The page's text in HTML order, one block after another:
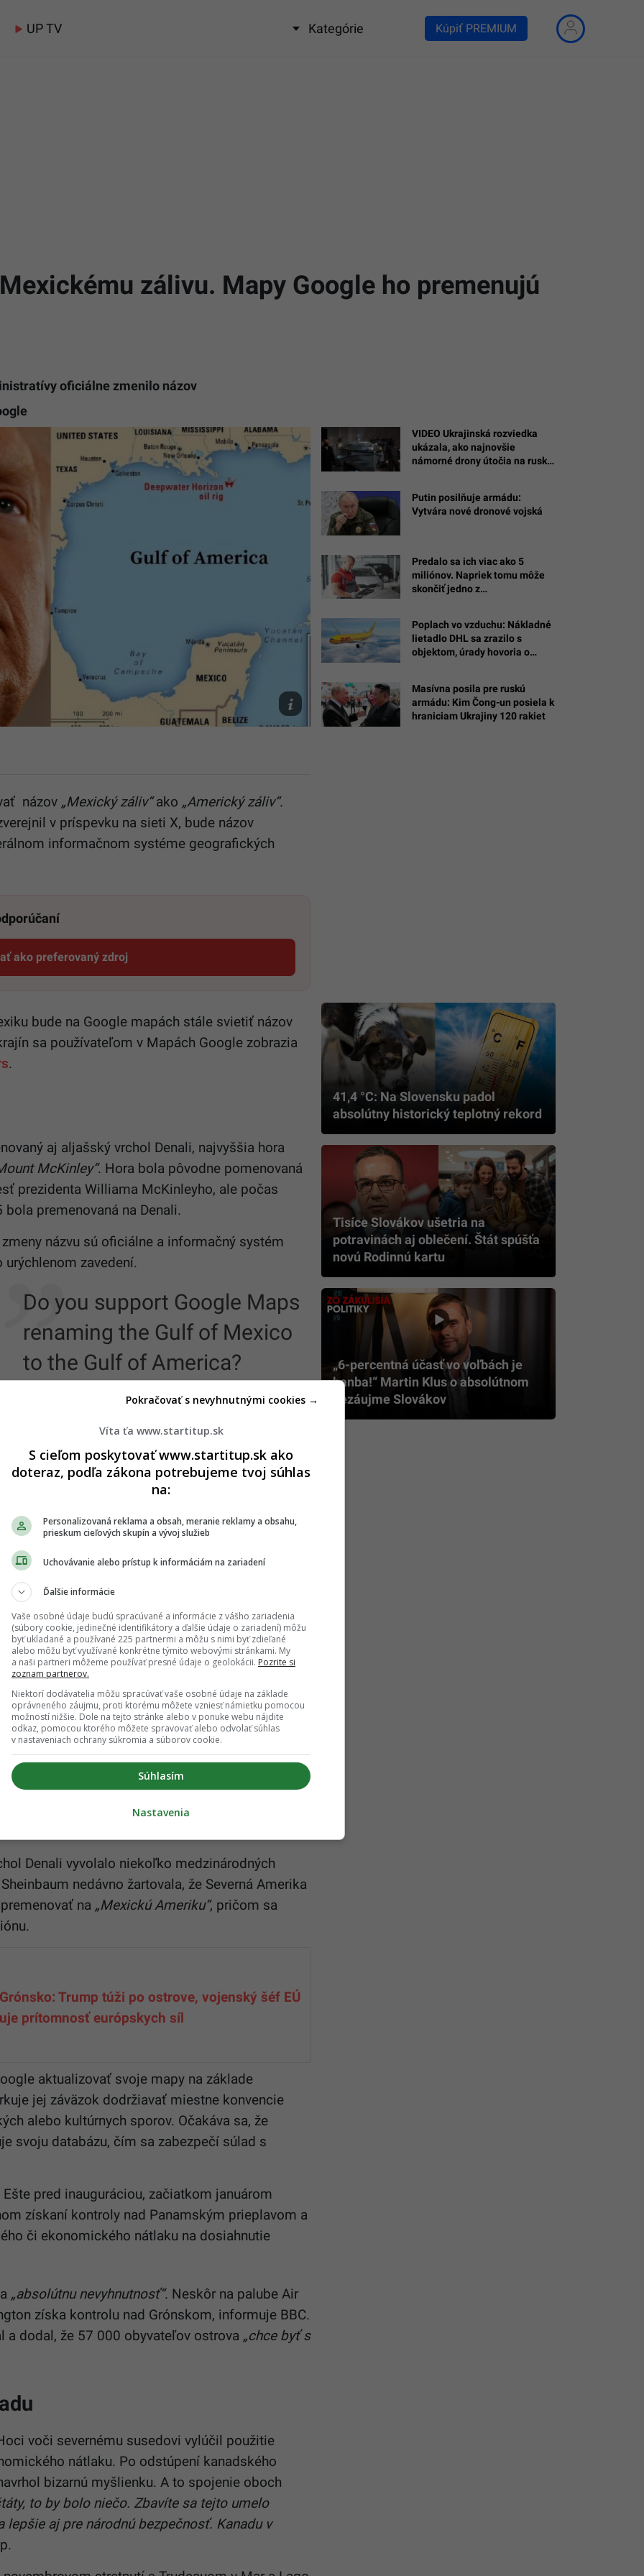
UP TV Kategórie Kúpiť PREMIUM
zálivu. Mapy Google ho premenujú
oficiálne zmenilo názov
Donald
Trump
názov „Mexický záliv“ako „Americký záliv“.
v príspevku na sieti X, bude názov
informačnom systéme geografických
ako preferovaný zdroj
Startitup, odkaz sa otvorí v novom okne
bude na Google mapách stále svietiť názov
sa používateľom v Mapách Google zobrazia
.
aj aljašský vrchol Denali, najvyššia hora
McKinley“. Hora bola pôvodne pomenovaná
prezidenta Williama McKinleyho, ale počas
premenovaná na Denali.
názvu sú oficiálne a informačný systém
zavedení.
Do you support Google Maps
renaming the Gulf of Mexico
to the Gulf of America?
YES or NO?
If YES, I will follow you back!
??
pic.twitter.com/ekONbulef8
— Donald J. Trump ?? News
(@DonaldTNews)January 28,
2025
sporné miesta, ako je napríklad vodná plocha
je mimo týchto krajín označená ako
je vodná cesta medzi Iránom a Arabským
(Arabský záliv)“ v regiónoch mimo Blízkeho
otras
„staronový“ americký prezidentDonald Trump
veku Ameriky“ navrhol premenovať
jeho slov
Denali vyvolalo niekoľko medzinárodných
nedávno žartovala, že Severná Amerika
na „Mexickú Ameriku“, pričom sa
Trump túži po ostrove, vojenský šéf EÚ
prítomnosť európskych síl
aktualizovať svoje mapy na základe
jej záväzok dodržiavať miestne konvencie
alebo kultúrnych sporov. Očakáva sa, že
svoju databázu, čím sa zabezpečí súlad s
pred inauguráciou, začiatkom januárom
získaní kontroly nad Panamským prieplavom a
či ekonomického nátlaku na dosiahnutie
„absolútnu nevyhnutnosť“. Neskôr na palube Air
získa kontrolu nad Grónskom, informuje BBC.
a dodal, že 57 000 obyvateľov ostrova „chce byť s
voči severnému susedovi vylúčil použitie
nátlaku. Po odstúpení kanadského
bizarnú myšlienku. A to spojenie oboch
to by bolo niečo. Zbavíte sa tejto umelo
aj pre národnú bezpečnosť. Kanadu v
VIDEO Ukrajinská rozviedka
ukázala, ako najnovšie
námorné drony útočia na ruské
Putin posilňuje armádu:
Vytvára nové dronové vojská
Predalo sa ich viac ako 5
miliónov. Napriek tomu môže
skončiť jedno z
Poplach vo vzduchu: Nákladné
lietadlo DHL sa zrazilo s
objektom, úrady hovoria o
Masívna posila pre ruskú
armádu: Kim Čong-un posiela k
hraniciam Ukrajiny 120 rakiet
41,4 °C: Na Slovensku padol
absolútny historický teplotný rekord
Tisíce Slovákov ušetria na
potravinách aj oblečení. Štát spúšťa
novú Rodinnú kartu
„6-percentná účasť vo voľbách je
hanba!“ Martin Klus o absolútnom
nezáujme Slovákov
Víta ťa www.startitup.sk
S cieľom poskytovať www.startitup.sk ako
doteraz, podľa zákona potrebujeme tvoj súhlas
na:
Personalizovaná reklama a obsah, meranie reklamy a obsahu,
prieskum cieľových skupín a vývoj služieb
Uchovávanie alebo prístup k informáciám na zariadení
Ďalšie informácie
Vaše osobné údaje budú spracúvané a informácie z vášho zariadenia
(súbory cookie, jedinečné identifikátory a ďalšie údaje o zariadení) môžu
byť ukladané a používané 225 partnermi a môžu s nimi byť zdieľané
alebo môžu byť využívané konkrétne týmito webovými stránkami. My
a naši partneri môžeme používať presné údaje o geolokácii. Pozrite si
zoznam partnerov.
Niektorí dodávatelia môžu spracúvať vaše osobné údaje na základe
oprávneného záujmu, proti ktorému môžete vzniesť námietku pomocou
možností nižšie. Dole na tejto stránke alebo v ponuke webu nájdite
odkaz, pomocou ktorého môžete spravovať alebo odvolať súhlas
v nastaveniach ochrany súkromia a súborov cookie.
Súhlasím
Pokračovať s nevyhnutnými cookies →
Nastavenia